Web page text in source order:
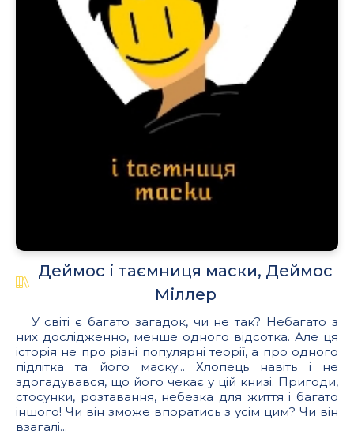
Деймос і таємниця маски, Деймос
Міллер
У світі є багато загадок, чи не так? Небагато з
них дослідженно, менше одного відсотка. Але ця
історія не про різні популярні теорії, а про одного
підлітка та його маску... Хлопець навіть і не
здогадувався, що його чекає у цій книзі. Пригоди,
стосунки, розтавання, небезка для життя і багато
іншого! Чи він зможе впоратись з усім цим? Чи він
взагалі...